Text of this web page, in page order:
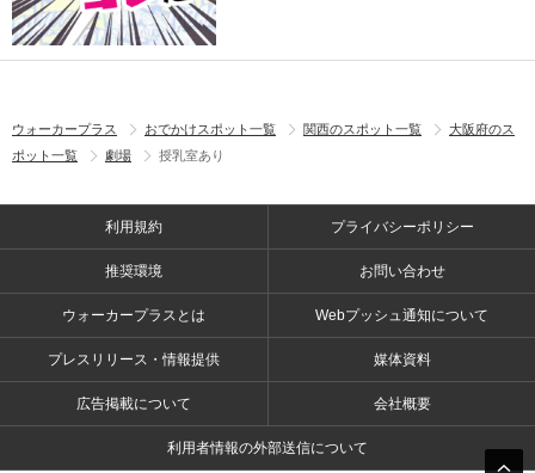
ウォーカープラス おでかけスポット一覧 関西のスポット一覧
大阪府のス
ポット一覧
劇場 授乳室あり
利用規約 プライバシーポリシー
推奨環境 お問い合わせ
ウォーカープラスとは Webプッシュ通知について
プレスリリース・情報提供 媒体資料
広告掲載について 会社概要
利用者情報の外部送信について